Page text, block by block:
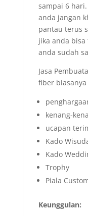
sampai 6
anda jangan
pantau terus
jika anda
anda sudah
Jasa
fiber biasanya
kenang-
ucapan
Kado
Kado
Trophy
Piala
Keunggulan: